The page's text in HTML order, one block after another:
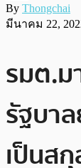
By Thongchai
มีนาคม 22,
รมต.ม
รัฐบา
เป็นส